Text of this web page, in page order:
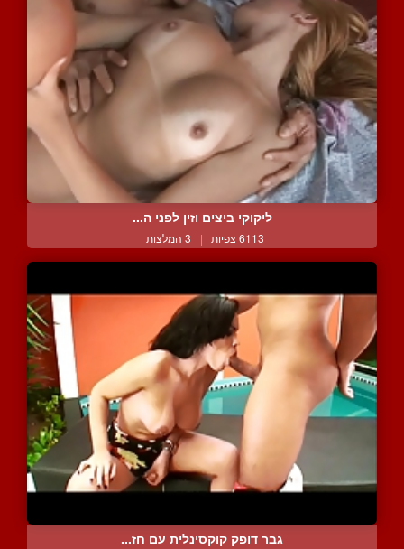
ליקוקי ביצים וזין לפני ה...
6113 צפיות | 3 המלצות
גבר דופק קוקסינלית עם חז...